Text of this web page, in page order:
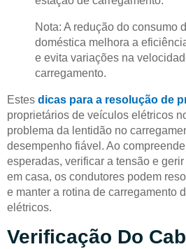
Nota: A redução do consumo
doméstica melhora a
e evita variações na
carregamento.
Estes dicas para a resolução de
proprietários de veículos elétricos
problema da lentidão no
desempenho fiável. Ao
esperadas, verificar a tensão e
em casa, os condutores podem
e manter a rotina de carregamento
elétricos.
Verificação Do